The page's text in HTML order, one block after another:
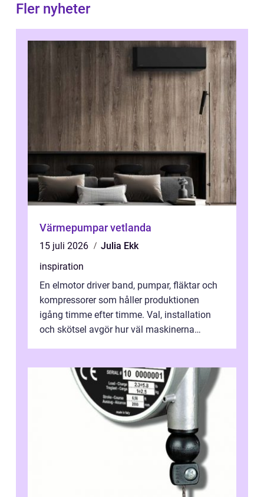
Fler nyheter
Värmepumpar vetlanda
15 juli 2026
Julia Ekk
inspiration
En elmotor driver band, pumpar, fläktar och
kompressorer som håller produktionen
igång timme efter timme. Val, installation
och skötsel avgör hur väl maskinerna